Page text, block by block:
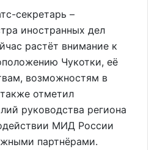
секретарь –
иностранных дел
растёт внимание к
Чукотки, её
возможностям в
отметил
руководства региона
МИД России
партнёрами.